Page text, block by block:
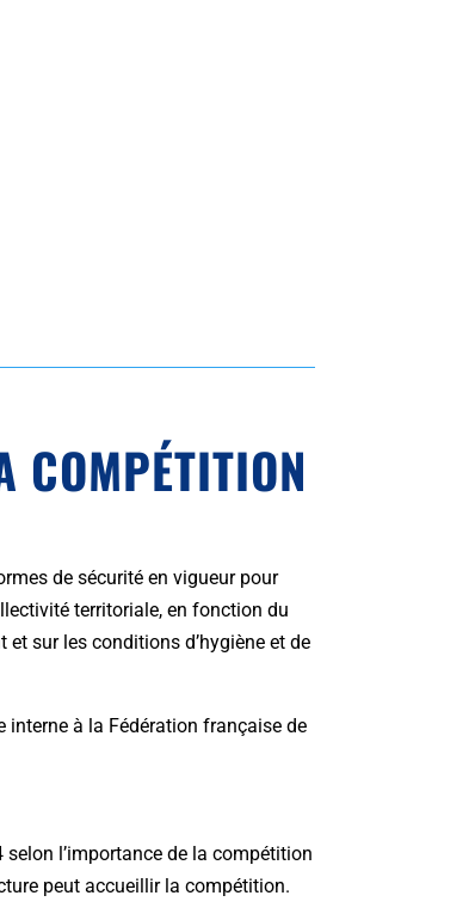
COMPÉTITION
de sécurité en vigueur pour
territoriale, en fonction du
sur les conditions d’hygiène et de
interne à la Fédération française de
l’importance de la compétition
peut accueillir la compétition.